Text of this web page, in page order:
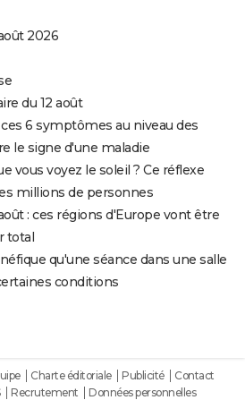
2026
du 12 août
6 symptômes au niveau des
le signe d'une maladie
vous voyez le soleil ? Ce réflexe
millions de personnes
: ces régions d'Europe vont être
total
qu'une séance dans une salle
conditions
Charte éditoriale Publicité
Contact
Recrutement Données personnelles